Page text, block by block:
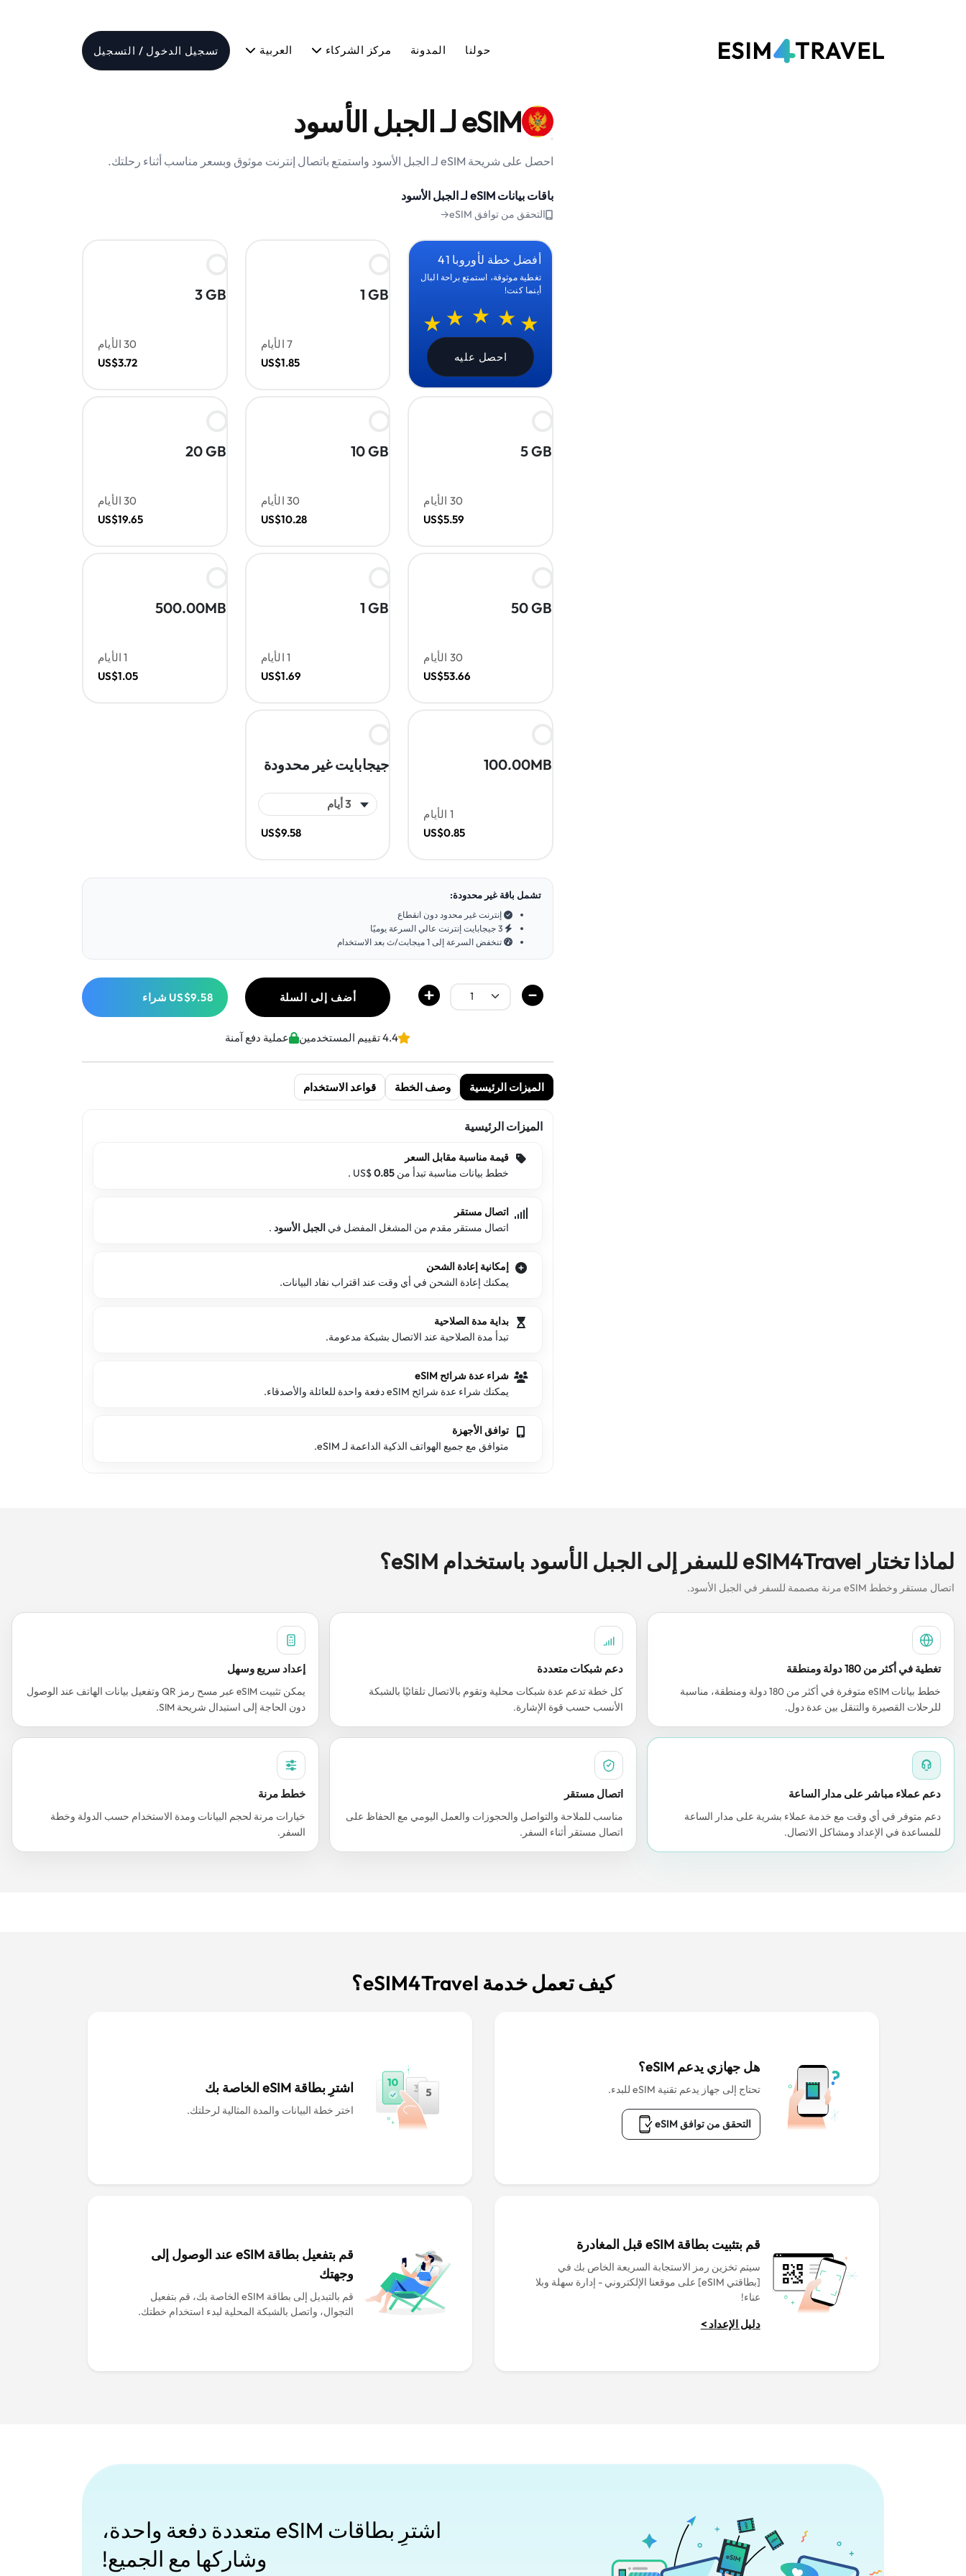
حولنا المدونة مركز الشركاء العربية تسجيل الدخول / التسجيل
eSIM لـ الجبل الأسود
احصل على شريحة eSIM لـ الجبل الأسود واستمتع باتصال إنترنت موثوق وبسعر مناسب أثناء رحلتك.
باقات بيانات eSIM لـ الجبل الأسود
التحقق من توافق eSIM→
أفضل خطة لأوروبا 41
تغطية موثوقة، استمتع براحة البال
أينما كنت!
احصل عليه
1 GB
7 الأيام
US$1.85
3 GB
30 الأيام
US$3.72
5 GB
30 الأيام
US$5.59
10 GB
30 الأيام
US$10.28
20 GB
30 الأيام
US$19.65
50 GB
30 الأيام
US$53.66
1 GB
1 الأيام
US$1.69
500.00MB
1 الأيام
US$1.05
100.00MB
1 الأيام
US$0.85
جيجابايت غير محدودة
US$9.58
تشمل باقة غير محدودة:
إنترنت غير محدود دون انقطاع
3 جيجابايت إنترنت عالي السرعة يوميًا
تنخفض السرعة إلى 1 ميجابت/ث بعد الاستخدام
أضف إلى السلة شراء US$9.58
4.4 تقييم المستخدمين عملية دفع آمنة
الميزات الرئيسية وصف الخطة قواعد الاستخدام
الميزات الرئيسية
قيمة مناسبة مقابل السعر
خطط بيانات مناسبة تبدأ من US$ 0.85
.
اتصال مستقر
اتصال مستقر مقدم من المشغل المفضل في الجبل الأسود .
إمكانية إعادة الشحن
يمكنك إعادة الشحن في أي وقت عند اقتراب نفاد البيانات.
بداية مدة الصلاحية
تبدأ مدة الصلاحية عند الاتصال بشبكة مدعومة.
شراء عدة شرائح eSIM
يمكنك شراء عدة شرائح eSIM دفعة واحدة للعائلة والأصدقاء.
توافق الأجهزة
متوافق مع جميع الهواتف الذكية الداعمة لـ eSIM.
لماذا تختار eSIM4Travel للسفر إلى الجبل الأسود باستخدام eSIM؟
اتصال مستقر وخطط eSIM مرنة مصممة للسفر في الجبل الأسود.
تغطية في أكثر من 180 دولة ومنطقة
خطط بيانات eSIM متوفرة في أكثر من 180 دولة ومنطقة، مناسبة
للرحلات القصيرة والتنقل بين عدة دول.
دعم شبكات متعددة
كل خطة تدعم عدة شبكات محلية وتقوم بالاتصال تلقائيًا بالشبكة
الأنسب حسب قوة الإشارة.
إعداد سريع وسهل
يمكن تثبيت eSIM عبر مسح رمز QR وتفعيل بيانات الهاتف عند الوصول
دون الحاجة إلى استبدال شريحة SIM.
دعم عملاء مباشر على مدار الساعة
دعم متوفر في أي وقت مع خدمة عملاء بشرية على مدار الساعة
للمساعدة في الإعداد ومشاكل الاتصال.
اتصال مستقر
مناسب للملاحة والتواصل والحجوزات والعمل اليومي مع الحفاظ على
اتصال مستقر أثناء السفر.
خطط مرنة
خيارات مرنة لحجم البيانات ومدة الاستخدام حسب الدولة وخطة
السفر.
كيف تعمل خدمة eSIM4Travel؟
هل جهازي يدعم eSIM؟
تحتاج إلى جهاز يدعم تقنية eSIM للبدء.
التحقق من توافق eSIM
اشترِ بطاقة eSIM الخاصة بك
اختر خطة البيانات والمدة المثالية لرحلتك.
قم بتثبيت بطاقة eSIM قبل المغادرة
سيتم تخزين رمز الاستجابة السريعة الخاص بك في
[بطاقتي eSIM] على موقعنا الإلكتروني - إدارة سهلة وبلا
عناء!
دليل الإعداد >
قم بتفعيل بطاقة eSIM عند الوصول إلى
وجهتك
قم بالتبديل إلى بطاقة eSIM الخاصة بك، قم بتفعيل
التجوال، واتصل بالشبكة المحلية لبدء استخدام خطتك.
اشترِ بطاقات eSIM متعددة دفعة واحدة،
وشاركها مع الجميع!